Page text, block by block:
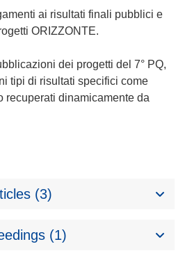
ai risultati finali pubblici e
ORIZZONTE.
dei progetti del 7° PQ,
tipi di risultati specifici come
recuperati dinamicamente da
(3)
(1)